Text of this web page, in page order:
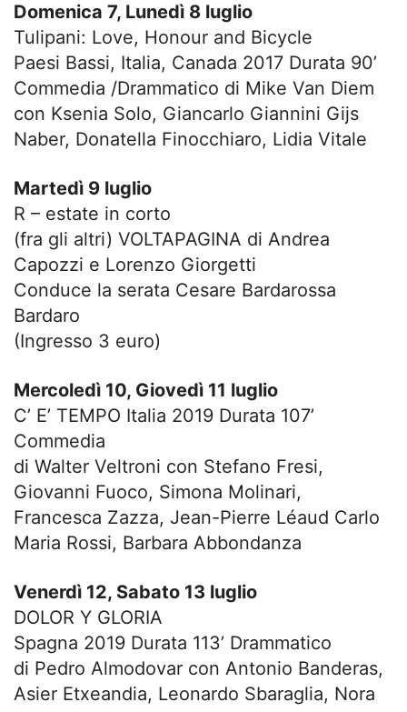
Domenica 7, Lunedì 8 luglio
Tulipani: Love, Honour and Bicycle
Paesi Bassi, Italia, Canada 2017 Durata 90’
Commedia /Drammatico di Mike Van Diem
con Ksenia Solo, Giancarlo Giannini Gijs
Naber, Donatella Finocchiaro, Lidia Vitale
Martedì 9 luglio
R – estate in corto
(fra gli altri) VOLTAPAGINA di Andrea
Capozzi e Lorenzo Giorgetti
Conduce la serata Cesare Bardarossa
Bardaro
(Ingresso 3 euro)
Mercoledì 10, Giovedì 11 luglio
C’ E’ TEMPO Italia 2019 Durata 107’
Commedia
di Walter Veltroni con Stefano Fresi,
Giovanni Fuoco, Simona Molinari,
Francesca Zazza, Jean-Pierre Léaud Carlo
Maria Rossi, Barbara Abbondanza
Venerdì 12, Sabato 13 luglio
DOLOR Y GLORIA
Spagna 2019 Durata 113’ Drammatico
di Pedro Almodovar con Antonio Banderas,
Asier Etxeandia, Leonardo Sbaraglia, Nora